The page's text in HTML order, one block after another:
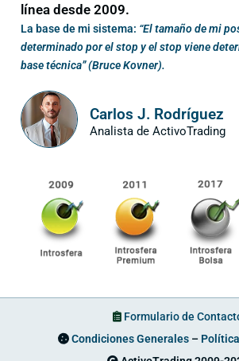
línea desde 2009.
La base de mi sistema: “El tamaño de mi
determinado por el stop y el stop viene
base técnica” (Bruce Kovner).
Carlos J. Rodríguez
Analista de ActivoTrading
Formulario de
Condiciones Generales –